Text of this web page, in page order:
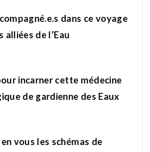
dans ce voyage
alliées de l’Eau
incarner cette médecine
de gardienne des Eaux
vous les schémas de